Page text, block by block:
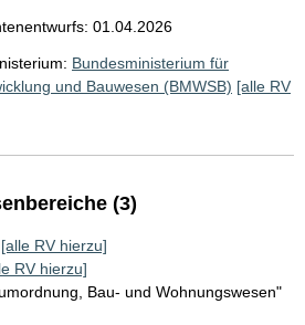
01.04.2026
Bundesministerium für
und Bauwesen (BMWSB) [alle RV
(3)
[alle RV hierzu]
RV hierzu]
Bau- und Wohnungswesen"